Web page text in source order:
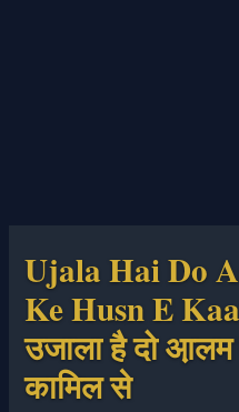
Ujala Hai Do
Ke Husn E
उजाला है दो
कामिल से